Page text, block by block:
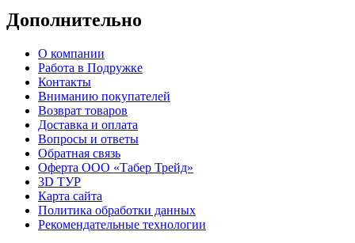
Дополнительно
О компании
Работа в Подружке
Контакты
Вниманию покупателей
Возврат товаров
Доставка и оплата
Вопросы и ответы
Обратная связь
Оферта ООО «Табер Трейд»
3D ТУР
Карта сайта
Политика обработки данных
Рекомендательные технологии